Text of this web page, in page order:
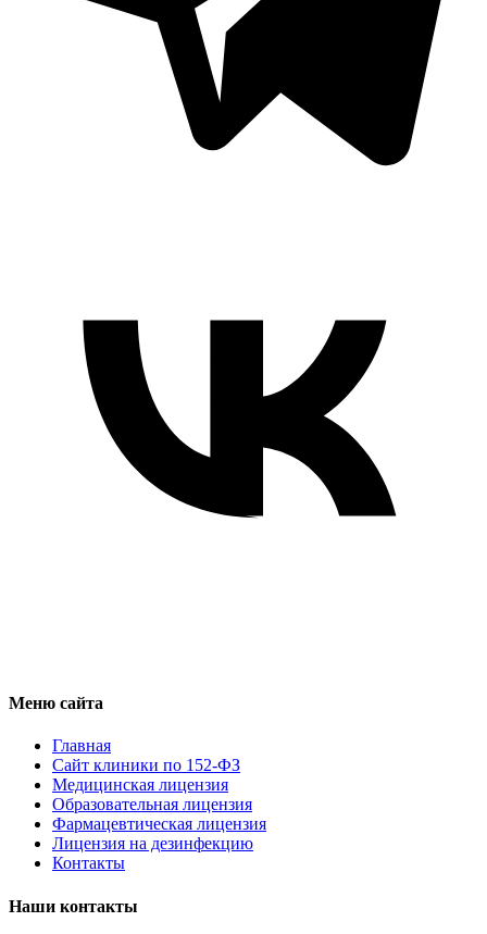
Меню сайта
Главная
Сайт клиники по 152-ФЗ
Медицинская лицензия
Образовательная лицензия
Фармацевтическая лицензия
Лицензия на дезинфекцию
Контакты
Наши контакты